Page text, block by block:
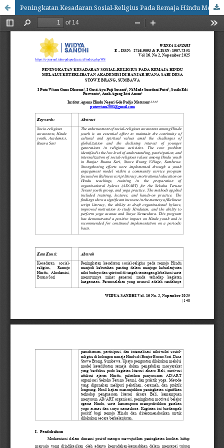
Peningkatan Kesadaran Sosial-Religius Pada Remaja Hindu Melalui Keterlibatan Akademisi Di Banjar Buana Sari Desa Stowe Brang, Sumbawa